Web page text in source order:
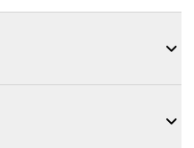

